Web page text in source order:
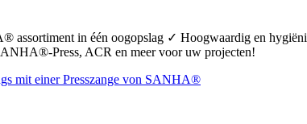
assortiment in één oogopslag ✓ Hoogwaardig en
Press, ACR en meer voor uw projecten!